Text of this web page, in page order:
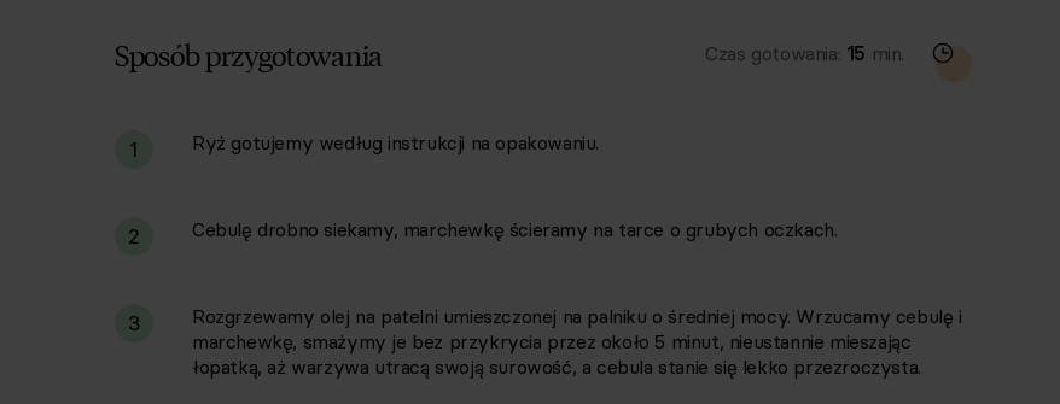
Sposób przygotowania Czas gotowania: 15 min.
1 Ryż gotujemy według instrukcji na opakowaniu.
2 Cebulę drobno siekamy, marchewkę ścieramy na tarce o grubych oczkach.
3
Rozgrzewamy olej na patelni umieszczonej na palniku o średniej mocy. Wrzucamy cebulę i
marchewkę, smażymy je bez przykrycia przez około 5 minut, nieustannie mieszając
łopatką, aż warzywa utracą swoją surowość, a cebula stanie się lekko przezroczysta.